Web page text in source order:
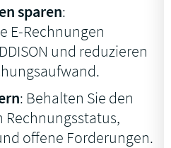
sparen:
E-Rechnungen
und reduzieren
: Behalten Sie den
Rechnungsstatus,
offene Forderungen.